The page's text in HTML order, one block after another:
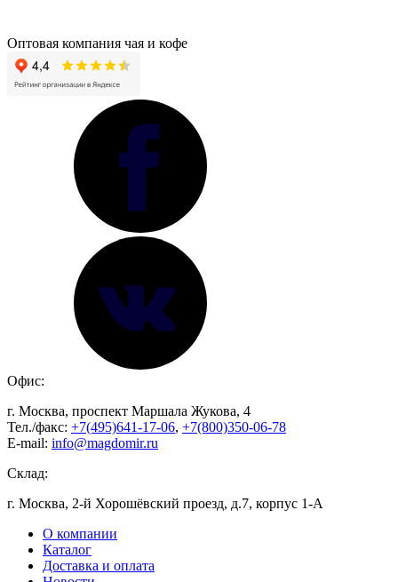
Оптовая компания чая и кофе
Офис:
г. Москва, проспект Маршала Жукова, 4
Тел./факс: +7(495)641-17-06, +7(800)350-06-78
E-mail: info@magdomir.ru
Склад:
г. Москва, 2-й Хорошёвский проезд, д.7, корпус 1-А
О компании
Каталог
Доставка и оплата